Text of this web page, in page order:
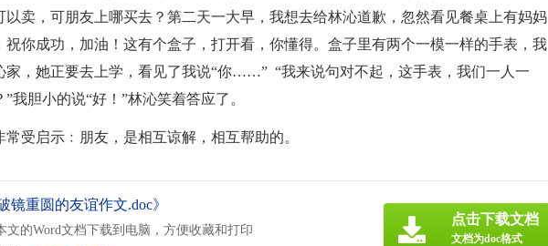
以卖，可朋友上哪买去？第二天一大早，我想去给林沁道歉，忽然看见餐桌上有妈妈
祝你成功，加油！这有个盒子，打开看，你懂得。盒子里有两个一模一样的手表，我
家，她正要去上学，看见了我说“你……” “我来说句对不起，这手表，我们一人一
胆小的说“好！”林沁笑着答应了。
常受启示﹕朋友，是相互谅解，相互帮助的。
镜重圆的友谊作文.doc》
文的Word文档下载到电脑，方便收藏和打印
点击下载文档
文档为doc格式